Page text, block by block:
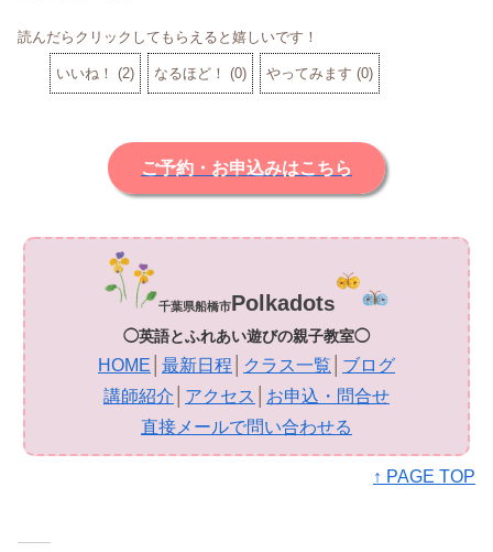
読んだらクリックしてもらえると嬉しいです！
いいね！ (2) なるほど！ (0) やってみます (0)
ご予約・お申込みはこちら
千葉県船橋市Polkadots
◯英語とふれあい遊びの親子教室◯
HOME 最新日程 クラス一覧
ブログ
講師紹介
アクセス
お申込・問合せ
直接メールで問い合わせる
↑ PAGE TOP